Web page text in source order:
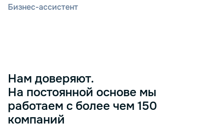
Бизнес-ассистент
Нам доверяют.
На постоянной основе мы
работаем с более чем 150
компаний